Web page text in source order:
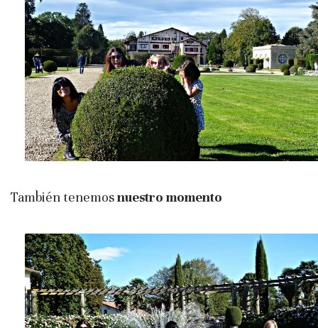
También tenemosnuestro momento